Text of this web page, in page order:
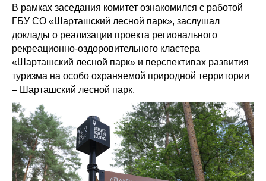
В рамках заседания комитет ознакомился с работой
ГБУ СО «Шарташский лесной парк», заслушал
доклады о реализации проекта регионального
рекреационно-оздоровительного кластера
«Шарташский лесной парк» и перспективах развития
туризма на особо охраняемой природной территории
– Шарташский лесной парк.